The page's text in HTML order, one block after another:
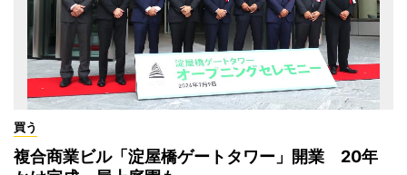
買う
複合商業ビル「淀屋橋ゲートタワー」開業 20年